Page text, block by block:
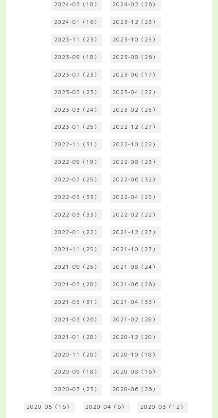
2024-03（18） 2024-02（26）
2024-01（16） 2023-12（23）
2023-11（23） 2023-10（25）
2023-09（18） 2023-08（26）
2023-07（23） 2023-06（17）
2023-05（23） 2023-04（22）
2023-03（24） 2023-02（25）
2023-01（25） 2022-12（27）
2022-11（31） 2022-10（22）
2022-09（19） 2022-08（23）
2022-07（25） 2022-06（32）
2022-05（33） 2022-04（25）
2022-03（33） 2022-02（22）
2022-01（22） 2021-12（27）
2021-11（25） 2021-10（27）
2021-09（25） 2021-08（24）
2021-07（28） 2021-06（26）
2021-05（31） 2021-04（33）
2021-03（26） 2021-02（28）
2021-01（28） 2020-12（20）
2020-11（20） 2020-10（18）
2020-09（18） 2020-08（16）
2020-07（23） 2020-06（26）
2020-05（16） 2020-04（6） 2020-03（12）